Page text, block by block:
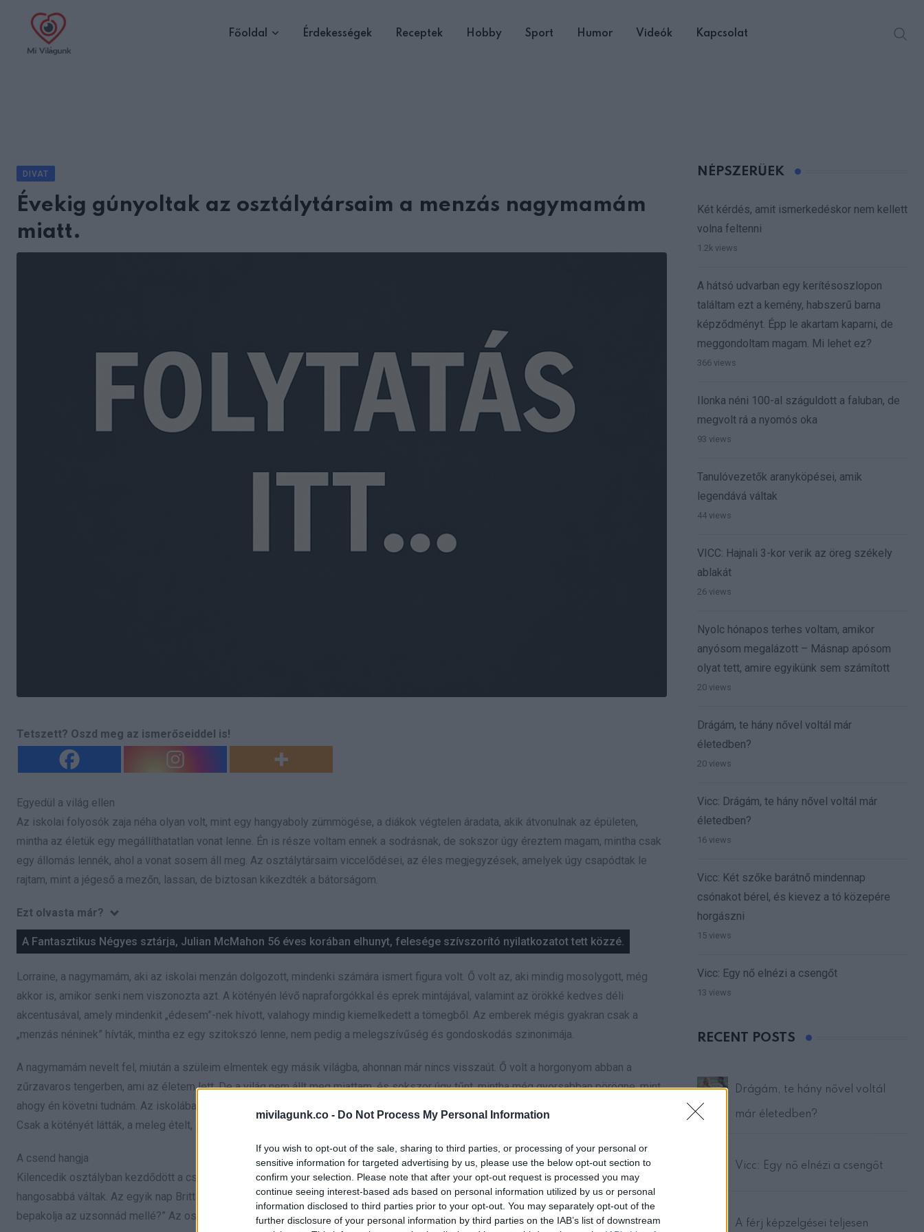
mivilagunk.co - Do Not Process My Personal Information
If you wish to opt-out of the sale, sharing to third parties, or processing of your personal or
sensitive information for targeted advertising by us, please use the below opt-out section to
confirm your selection. Please note that after your opt-out request is processed you may
continue seeing interest-based ads based on personal information utilized by us or personal
information disclosed to third parties prior to your opt-out. You may separately opt-out of the
further disclosure of your personal information by third parties on the IAB’s list of downstream
content
Főoldal Érdekességek Receptek Hobby Sport Humor Videók Kapcsolat
DIVAT
Évekig gúnyoltak az osztálytársaim a menzás nagymamám
miatt.
Tetszett? Oszd meg az ismerőseiddel is!
Egyedül a világ ellen
Az iskolai folyosók zaja néha olyan volt, mint egy hangyaboly zümmögése, a diákok végtelen áradata, akik átvonulnak az épületen,
mintha az életük egy megállíthatatlan vonat lenne. Én is része voltam ennek a sodrásnak, de sokszor úgy éreztem magam, mintha csak
egy állomás lennék, ahol a vonat sosem áll meg. Az osztálytársaim viccelődései, az éles megjegyzések, amelyek úgy csapódtak le
rajtam, mint a jégeső a mezőn, lassan, de biztosan kikezdték a bátorságom.
Ezt olvasta már?
A Fantasztikus Négyes sztárja, Julian McMahon 56 éves korában elhunyt, felesége szívszorító nyilatkozatot tett közzé.
Lorraine, a nagymamám, aki az iskolai menzán dolgozott, mindenki számára ismert figura volt. Ő volt az, aki mindig mosolygott, még
akkor is, amikor senki nem viszonozta azt. A kötényén lévő napraforgókkal és eprek mintájával, valamint az örökké kedves déli
akcentusával, amely mindenkit „édesem”-nek hívott, valahogy mindig kiemelkedett a tömegből. Az emberek mégis gyakran csak a
„menzás néninek” hívták, mintha ez egy szitokszó lenne, nem pedig a melegszívűség és gondoskodás szinonimája.
A nagymamám nevelt fel, miután a szüleim elmentek egy másik világba, ahonnan már nincs visszaút. Ő volt a horgonyom abban a
zűrzavaros tengerben, ami az életem lett. De a világ nem állt meg miattam, és sokszor úgy tűnt, mintha még gyorsabban pörögne, mint
ahogy én követni tudnám. Az iskolában az emberek nem látták, hogy a nagyi minden nap feláldozta magát, hogy nekem legyen jövőm.
Csak a kötényét látták, a meleg ételt, amit minden nap eléjük rakott.
A csend hangja
Kilencedik osztályban kezdődött a csúfolódás. Eleinte csak halk kuncogás volt a folyosókon, de aztán a megjegyzések egyre
hangosabbá váltak. Az egyik nap Brittany, a lány, aki régen a legjobb barátnőm volt, odavetette: „A nagyid még mindig a bugyidat is
bepakolja az uzsonnád mellé?” Az osztály nevetett, én pedig éreztem, ahogy egy darab belőlem eltörik.
NÉPSZERŰEK
Két kérdés, amit ismerkedéskor nem kellett
volna feltenni
1.2k views
A hátsó udvarban egy kerítésoszlopon
találtam ezt a kemény, habszerű barna
képződményt. Épp le akartam kaparni, de
meggondoltam magam. Mi lehet ez?
366 views
Ilonka néni 100-al száguldott a faluban, de
megvolt rá a nyomós oka
93 views
Tanulóvezetők aranyköpései, amik
legendává váltak
44 views
VICC: Hajnali 3-kor verik az öreg székely
ablakát
26 views
Nyolc hónapos terhes voltam, amikor
anyósom megalázott – Másnap apósom
olyat tett, amire egyikünk sem számított
20 views
Drágám, te hány nővel voltál már
életedben?
20 views
Vicc: Drágám, te hány nővel voltál már
életedben?
16 views
Vicc: Két szőke barátnő mindennap
csónakot bérel, és kievez a tó közepére
horgászni
15 views
Vicc: Egy nő elnézi a csengőt
13 views
RECENT POSTS
Drágám, te hány nővel voltál
már életedben?
Vicc: Egy nő elnézi a csengőt
A férj képzelgései teljesen